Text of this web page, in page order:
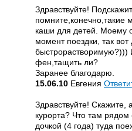
Здравствуйте!
помните,конечно,такие
каши для детей. Моему
момент поездки, так
быстрорастворимую?)))
фен,тащить ли?
Заранее благодарю.
15.06.10 Евгения
Здравствуйте! Скажите,
курорта? Что там рядом
дочкой (4 года) туда